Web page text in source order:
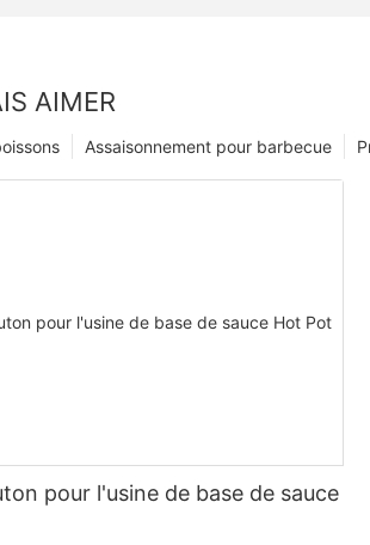
AIMER
Assaisonnement pour barbecue
pour l'usine de base de sauce